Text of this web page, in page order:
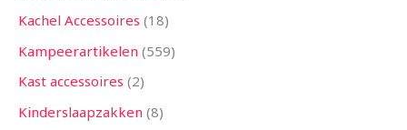
Kachel Accessoires 18
Kampeerartikelen 559
Kast accessoires 2
Kinderslaapzakken 8